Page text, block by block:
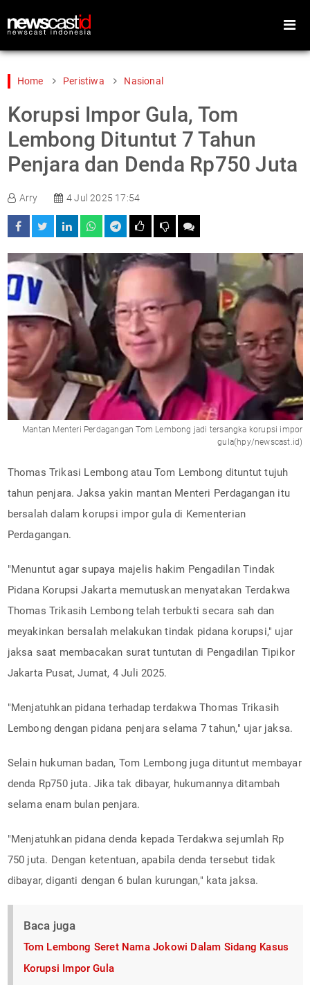
Home
Peristiwa
Teknologi
Games
Video
Foto
Home Peristiwa Nasional
Korupsi Impor Gula, Tom
Lembong Dituntut 7 Tahun
Penjara dan Denda Rp750 Juta
Arry 4 Jul 2025 17:54
Mantan Menteri Perdagangan Tom Lembong jadi tersangka korupsi impor
gula(hpy/newscast.id)
Thomas Trikasi Lembong atau Tom Lembong dituntut tujuh
tahun penjara. Jaksa yakin mantan Menteri Perdagangan itu
bersalah dalam korupsi impor gula di Kementerian
Perdagangan.
"Menuntut agar supaya majelis hakim Pengadilan Tindak
Pidana Korupsi Jakarta memutuskan menyatakan Terdakwa
Thomas Trikasih Lembong telah terbukti secara sah dan
meyakinkan bersalah melakukan tindak pidana korupsi," ujar
jaksa saat membacakan surat tuntutan di Pengadilan Tipikor
Jakarta Pusat, Jumat, 4 Juli 2025.
"Menjatuhkan pidana terhadap terdakwa Thomas Trikasih
Lembong dengan pidana penjara selama 7 tahun," ujar jaksa.
Selain hukuman badan, Tom Lembong juga dituntut membayar
denda Rp750 juta. Jika tak dibayar, hukumannya ditambah
selama enam bulan penjara.
"Menjatuhkan pidana denda kepada Terdakwa sejumlah Rp
750 juta. Dengan ketentuan, apabila denda tersebut tidak
dibayar, diganti dengan 6 bulan kurungan," kata jaksa.
Baca juga
Tom Lembong Seret Nama Jokowi Dalam Sidang Kasus
Korupsi Impor Gula